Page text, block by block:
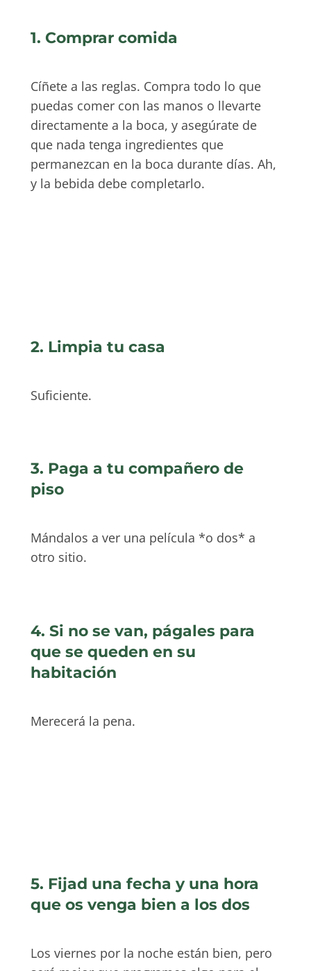
1. Comprar comida
Cíñete a las reglas. Compra todo lo que
puedas comer con las manos o llevarte
directamente a la boca, y asegúrate de
que nada tenga ingredientes que
permanezcan en la boca durante días. Ah,
y la bebida debe completarlo.
2. Limpia tu casa
Suficiente.
3. Paga a tu compañero de
piso
Mándalos a ver una película *o dos* a
otro sitio.
4. Si no se van, págales para
que se queden en su
habitación
Merecerá la pena.
5. Fijad una fecha y una hora
que os venga bien a los dos
Los viernes por la noche están bien, pero